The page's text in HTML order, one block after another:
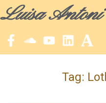
Luisa Antoni
Tag: